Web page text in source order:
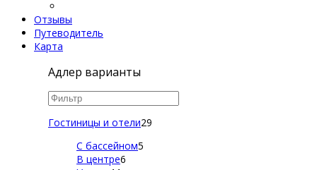
Отзывы
Путеводитель
Карта
Адлер варианты
Гостиницы и отели29
С бассейном5
В центре6